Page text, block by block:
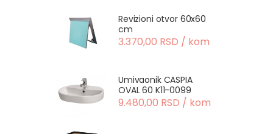
Revizioni otvor 60x60
cm
3.370,00 RSD / kom
Umivaonik CASPIA
OVAL 60 K11-0099
9.480,00 RSD / kom